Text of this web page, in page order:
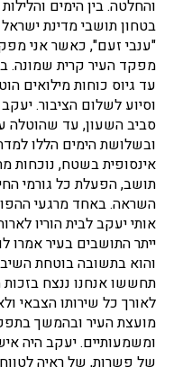
והחלטה. בין הימים
בטחון תושבי מדינת
מפקד העיר קרית שמונה.
עד גיוס כוחות מילואים
וסיוע לשלום הציבור.
סביב השעון, עד שהוטלה
ובשלושת הימים הללו
אינסופית בשטח, נוכחות
תושב, הפעלת כל גורמי
השראה. באחד מרגעי
אותי יעקב לבית הוריו
ייתר התושבים בעיר אמרו
והוא בתשובה בוטחת
תחששו אנחנו ננצח
לאורך כל שירותו הצבאי
מועצת העיר ובהמשך
ומשמעותיים. יעקב היה
של פשרות, של ראיה